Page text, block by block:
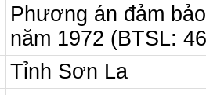
Phương án đảm
năm 1972 (BTSL:
Tỉnh Sơn La